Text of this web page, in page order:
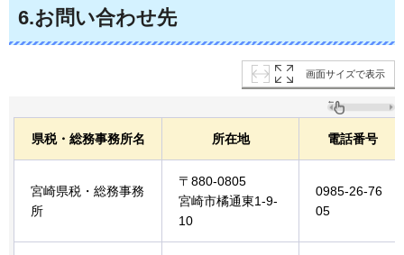
6.お問い合わせ先
画面サイズで表示
県税・総務事務所名 所在地 電話番号
宮崎県税・総務事務
所
〒880-0805
宮崎市橘通東1-9-
10
0985-26-76
05